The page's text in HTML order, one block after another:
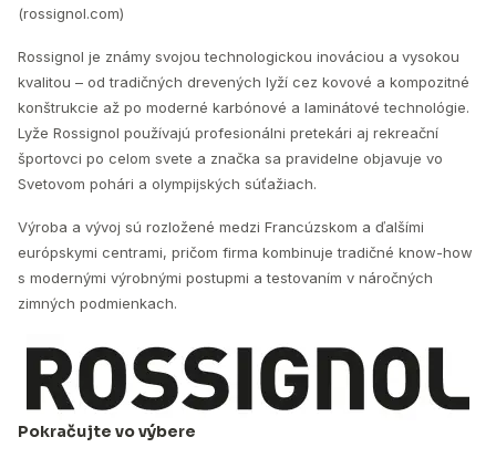
(rossignol.com)
Rossignol je známy svojou technologickou inováciou a vysokou
kvalitou – od tradičných drevených lyží cez kovové a kompozitné
konštrukcie až po moderné karbónové a laminátové technológie.
Lyže Rossignol používajú profesionálni pretekári aj rekreační
športovci po celom svete a značka sa pravidelne objavuje vo
Svetovom pohári a olympijských súťažiach.
Výroba a vývoj sú rozložené medzi Francúzskom a ďalšími
európskymi centrami, pričom firma kombinuje tradičné know-how
s modernými výrobnými postupmi a testovaním v náročných
zimných podmienkach.
Pokračujte vo výbere